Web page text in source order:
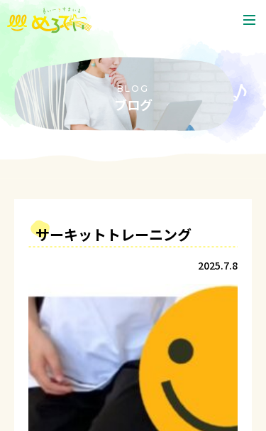
いー・すまいる めろでぃとは
プログラムの内容
よくあるご質問
BLOG
ブログ
サーキットトレーニング
2025.7.8